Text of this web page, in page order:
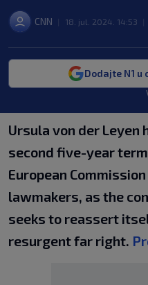
CNN 18. jul. 2024. 14:53
Dodajte N1 u
Ursula von der Leyen
second five-year
European
lawmakers, as the
seeks to reassert
resurgent far right.